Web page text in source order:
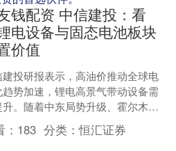
钱配资 中信建投：看
电设备与固态电池板块
价值
建投研报表示，高油价推动全球电
趋势加速，锂电高景气带动设备需
升。随着中东局势升级、霍尔木兹
通航受阻，地缘冲突导致以原油为
的国际能源价格可能会....
183 分类：恒汇证券